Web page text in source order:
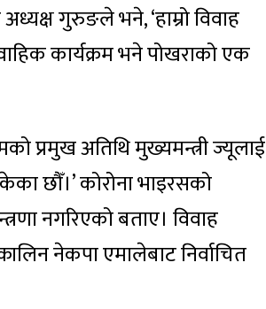
गुरुङले भने, ‘हाम्रो विवाह
कार्यक्रम भने पोखराको एक
प्रमुख अतिथि मुख्यमन्त्री ज्यूलाई
छौँ।’ कोरोना भाइरसको
नगरिएको बताए। विवाह
नेकपा एमालेबाट निर्वाचित